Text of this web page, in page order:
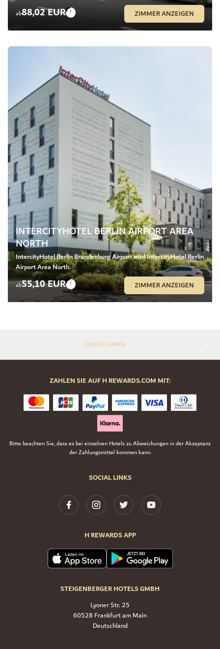
ab88,02 EUR ZIMMER ANZEIGEN
INTERCITYHOTEL BERLIN AIRPORT AREA
NORTH
IntercityHotel Berlin Brandenburg Airport wird IntercityHotel Berlin
Airport Area North.
ab55,10 EUR ZIMMER ANZEIGEN
QUICK LINKS
SOCIAL LINKS
H REWARDS APP
STEIGENBERGER HOTELS GMBH
Lyoner Str. 25
60528 Frankfurt am Main
Deutschland
ZAHLEN SIE AUF H REWARDS.COM MIT:
Bitte beachten Sie, dass es bei einzelnen Hotels zu Abweichungen in der Akzeptanz
der Zahlungsmittel kommen kann.